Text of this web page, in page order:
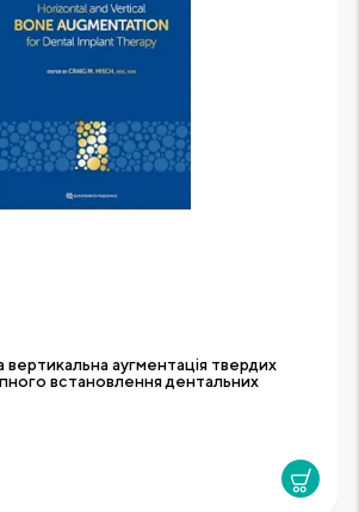
вертикальна аугментація твердих
встановлення дентальних